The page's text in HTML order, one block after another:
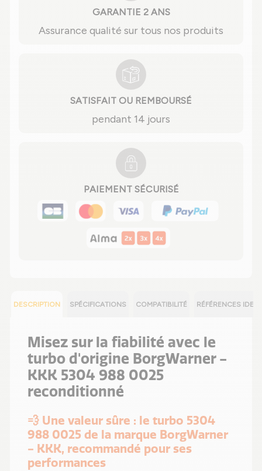
GARANTIE 2 ANS
Assurance qualité sur tous nos produits
SATISFAIT OU REMBOURSÉ
pendant 14 jours
PAIEMENT SÉCURISÉ
DESCRIPTION SPÉCIFICATIONS COMPATIBILITÉ RÉFÉRENCES
Misez sur la fiabilité avec le
turbo d'origine BorgWarner -
KKK 5304 988 0025
reconditionné
💨 Une valeur sûre : le turbo 5304
988 0025 de la marque BorgWarner
- KKK, recommandé pour ses
performances